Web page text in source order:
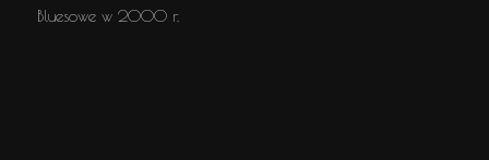
Bluesowe w 2000 r.